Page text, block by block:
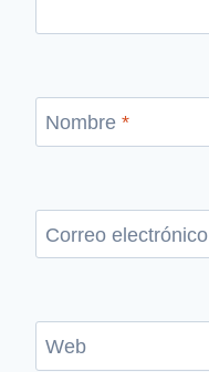
Nombre *
Correo electrónico
Web